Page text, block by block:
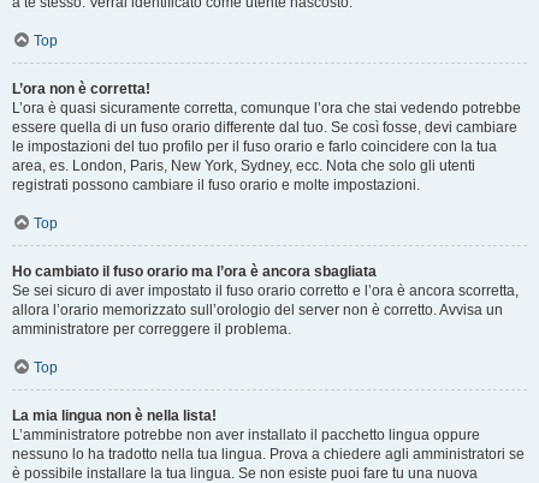
Top
L’ora non è corretta!
L’ora è quasi sicuramente corretta, comunque l’ora che stai vedendo potrebbe
essere quella di un fuso orario differente dal tuo. Se così fosse, devi cambiare
le impostazioni del tuo profilo per il fuso orario e farlo coincidere con la tua
area, es. London, Paris, New York, Sydney, ecc. Nota che solo gli utenti
registrati possono cambiare il fuso orario e molte impostazioni.
Top
Ho cambiato il fuso orario ma l’ora è ancora sbagliata
Se sei sicuro di aver impostato il fuso orario corretto e l’ora è ancora scorretta,
allora l’orario memorizzato sull’orologio del server non è corretto. Avvisa un
amministratore per correggere il problema.
Top
La mia lingua non è nella lista!
L’amministratore potrebbe non aver installato il pacchetto lingua oppure
nessuno lo ha tradotto nella tua lingua. Prova a chiedere agli amministratori se
è possibile installare la tua lingua. Se non esiste puoi fare tu una nuova